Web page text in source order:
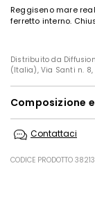
Reggiseno mare
ferretto interno.
Distribuito da
(Italia), Via Santi n. 8,
Composizione
asciugare in
neutro.; non
Contattaci
CODICE PRODOTTO